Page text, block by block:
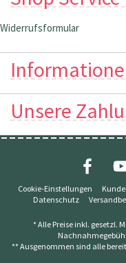
Widerrufsformular
Unsere
Cookie-Einstellungen
Datenschutz
* Alle Preise inkl. gesetzl.
** Ausgenommen sind alle